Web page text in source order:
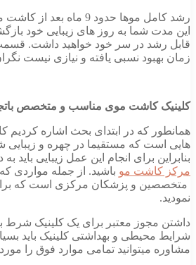
رشد کامل موها حدود 9 ماه
این مدت شما به روز های زیبایی خود
قابل رشد در سر خود خواهید داشت. قسمت
زمان بهبود نسبی یافته و نیازی نیست
کلینیک کاشت موی مناسب و متخصص
همانطور که در ابتدای بحث اشاره
هایی است که مستقیما در چهره و زیبایی
بنابراین برای انجام این عمل زیبایی باید به
مرکز کاشت مو باشید. از جمله مواردی
متخصصین و پزشکان مرکزی است که
نمودید.
داشتن مجوز معتبر برای یک کلینیک
شرایط محیطی و بهداشتی کلینیک باید
مشاوره میتوانید تمامی موارد فوق را